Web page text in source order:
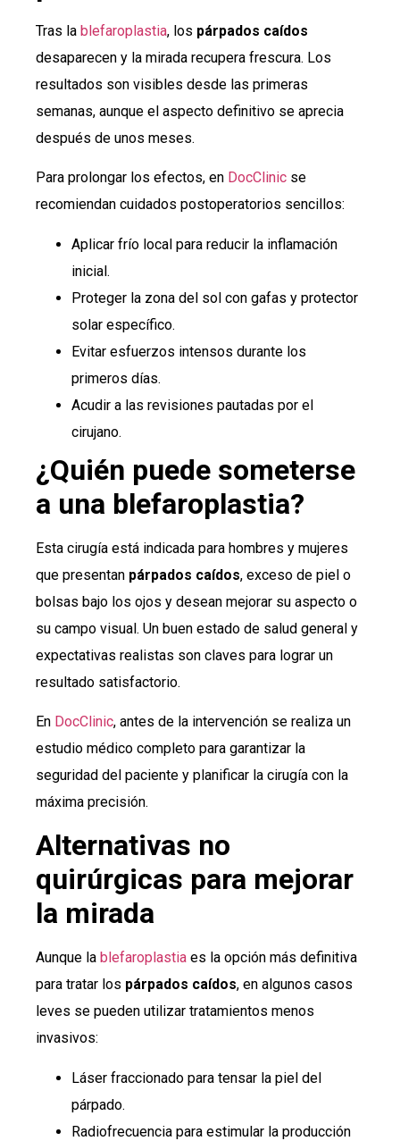
Tras la blefaroplastia, los párpados caídos
desaparecen y la mirada recupera frescura. Los
resultados son visibles desde las primeras
semanas, aunque el aspecto definitivo se aprecia
después de unos meses.
Para prolongar los efectos, en DocClinic se
recomiendan cuidados postoperatorios sencillos:
Aplicar frío local para reducir la inflamación
inicial.
Proteger la zona del sol con gafas y protector
solar específico.
Evitar esfuerzos intensos durante los
primeros días.
Acudir a las revisiones pautadas por el
cirujano.
¿Quién puede someterse
a una blefaroplastia?
Esta cirugía está indicada para hombres y mujeres
que presentan párpados caídos, exceso de piel o
bolsas bajo los ojos y desean mejorar su aspecto o
su campo visual. Un buen estado de salud general y
expectativas realistas son claves para lograr un
resultado satisfactorio.
En DocClinic, antes de la intervención se realiza un
estudio médico completo para garantizar la
seguridad del paciente y planificar la cirugía con la
máxima precisión.
Alternativas no
quirúrgicas para mejorar
la mirada
Aunque la blefaroplastia es la opción más definitiva
para tratar los párpados caídos, en algunos casos
leves se pueden utilizar tratamientos menos
invasivos:
Láser fraccionado para tensar la piel del
párpado.
Radiofrecuencia para estimular la producción